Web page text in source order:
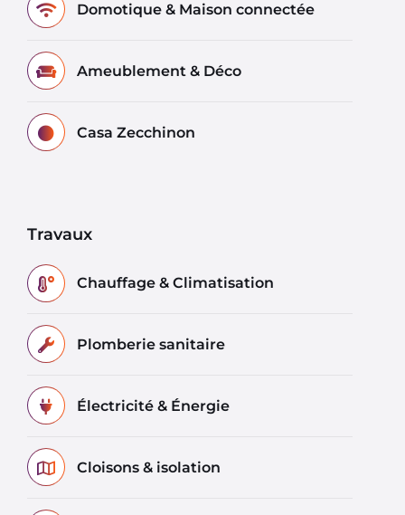
Domotique & Maison connectée
Ameublement & Déco
Casa Zecchinon
Travaux
Chauffage & Climatisation
Plomberie sanitaire
Électricité & Énergie
Cloisons & isolation